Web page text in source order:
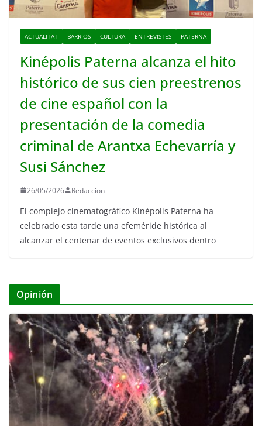
ACTUALITAT BARRIOS CULTURA ENTREVISTES PATERNA
Kinépolis Paterna alcanza el hito
histórico de sus cien preestrenos
de cine español con la
presentación de la comedia
criminal de Arantxa Echevarría y
Susi Sánchez
26/05/2026 Redaccion
El complejo cinematográfico Kinépolis Paterna ha
celebrado esta tarde una efeméride histórica al
alcanzar el centenar de eventos exclusivos dentro
Opinión